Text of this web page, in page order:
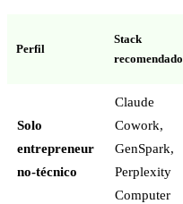
Perfil
Stack
recomendado
Solo
entrepreneur
no-técnico
Claude
Cowork,
GenSpark,
Perplexity
Computer